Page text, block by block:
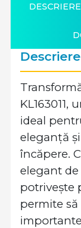
DESCRIERE
Descriere
ideal
eleganță
încăpere.
elegant de
potrivește
permite